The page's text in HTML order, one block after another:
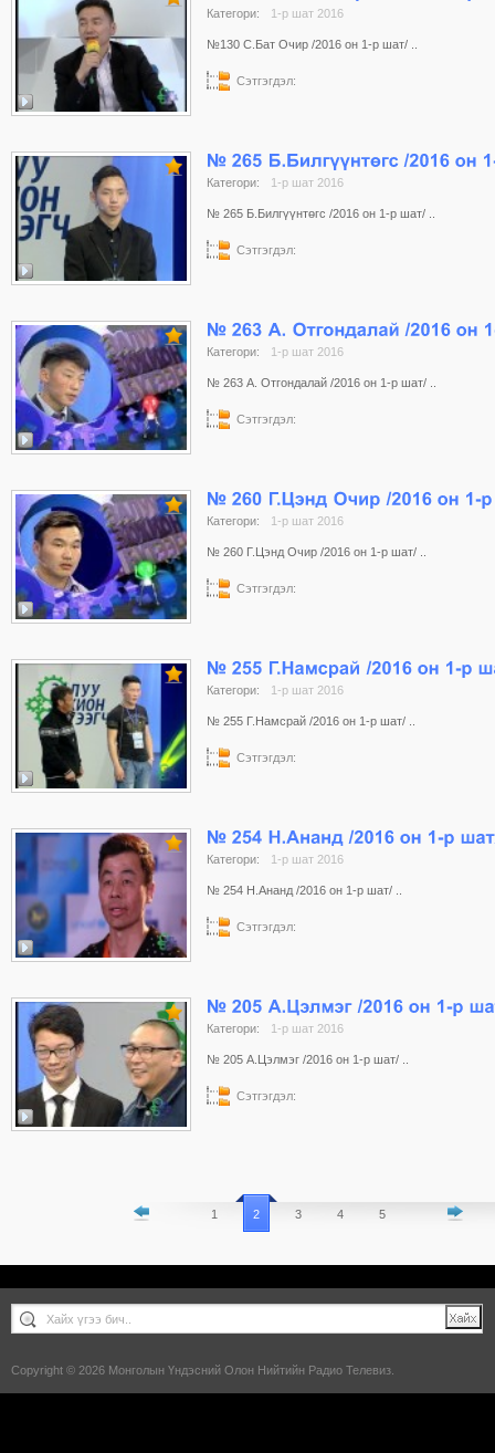
Категори: 1-р шат 2016
№130 С.Бат Очир /2016 он 1-р шат/ ..
Сэтгэгдэл:
Категори: 1-р шат 2016
№ 265 Б.Билгүүнтөгс /2016 он 1-р шат/ ..
Сэтгэгдэл:
Категори: 1-р шат 2016
№ 263 А. Отгондалай /2016 он 1-р шат/ ..
Сэтгэгдэл:
Категори: 1-р шат 2016
№ 260 Г.Цэнд Очир /2016 он 1-р шат/ ..
Сэтгэгдэл:
Категори: 1-р шат 2016
№ 255 Г.Намсрай /2016 он 1-р шат/ ..
Сэтгэгдэл:
Категори: 1-р шат 2016
№ 254 Н.Ананд /2016 он 1-р шат/ ..
Сэтгэгдэл:
Категори: 1-р шат 2016
№ 205 А.Цэлмэг /2016 он 1-р шат/ ..
Сэтгэгдэл:
1 2 3 4 5
Copyright © 2026 Монголын Үндэсний Олон Нийтийн Радио Телевиз.